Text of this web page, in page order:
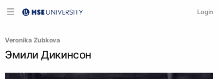
Login
Veronika Zubkova
Эмили Дикинсон